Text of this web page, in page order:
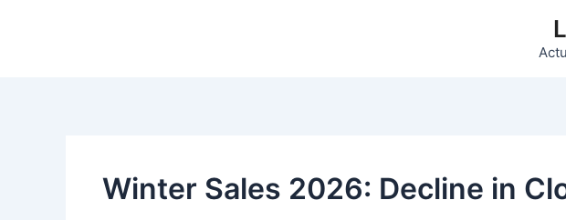
Winter Sales 2026: Decline in